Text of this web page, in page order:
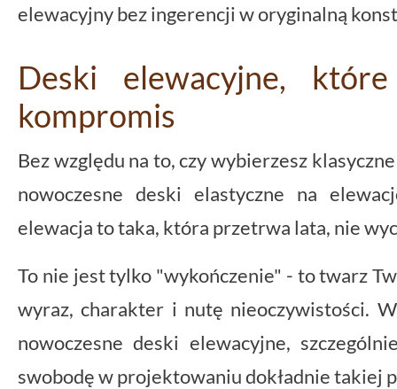
elewacyjny bez ingerencji w oryginalną
Deski elewacyjne,
kompromis
Bez względu na to, czy wybierzesz
nowoczesne deski elastyczne na
elewacja to taka, która przetrwa lata, nie
To nie jest tylko "wykończenie" - to twarz
wyraz, charakter i nutę nieoczywistości.
nowoczesne deski elewacyjne,
swobodę w projektowaniu dokładnie takiej